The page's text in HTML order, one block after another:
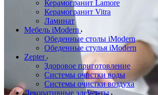
Керамогранит Lamore
Керамогранит Vitra
Ламинат
Мебель iModern
Обеденные столы iModern
Обеденные стулья iModern
Zepter
Здоровое приготовление
Системы очистки воды
Системы очистки воздуха
Декоративные элементы